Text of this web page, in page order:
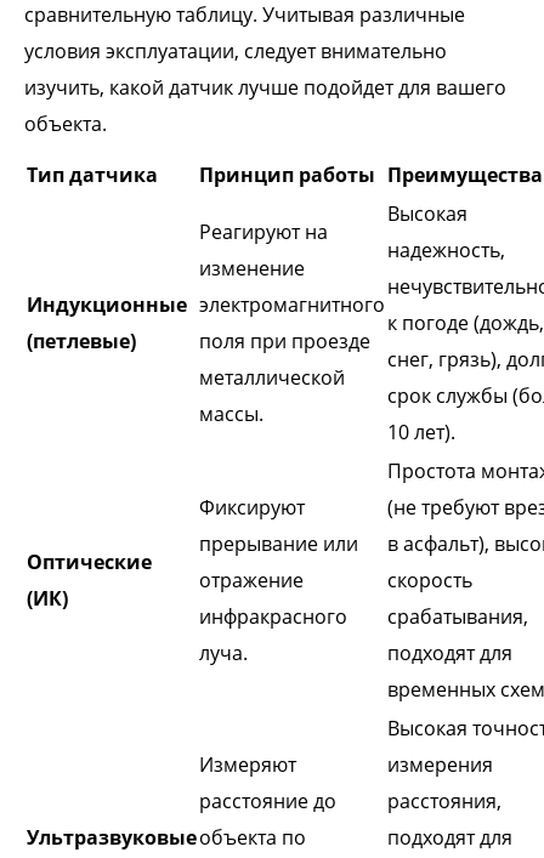
сравнительную таблицу. Учитывая различные
условия эксплуатации, следует внимательно
изучить, какой датчик лучше подойдет для вашего
объекта.
Тип датчика
Принцип работы Преимущества
Индукционные
(петлевые)
Реагируют на
изменение
электромагнитного
поля при проезде
металлической
массы.
Высокая
надежность,
к погоде (дождь,
снег, грязь),
срок службы
10 лет).
Оптические
(ИК)
Фиксируют
прерывание или
отражение
инфракрасного
луча.
Простота
(не требуют
в асфальт),
скорость
срабатывания,
подходят для
временных
Ультразвуковые
Измеряют
расстояние до
объекта по
Высокая
измерения
расстояния,
подходят для